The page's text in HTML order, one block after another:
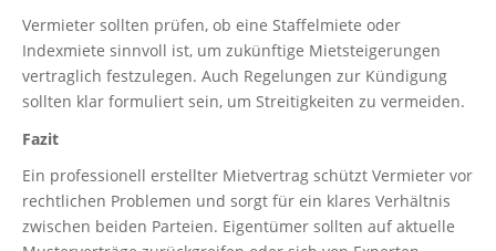
Vermieter sollten prüfen, ob eine Staffelmiete oder
Indexmiete sinnvoll ist, um zukünftige Mietsteigerungen
vertraglich festzulegen. Auch Regelungen zur Kündigung
sollten klar formuliert sein, um Streitigkeiten zu vermeiden.
Fazit
Ein professionell erstellter Mietvertrag schützt Vermieter vor
rechtlichen Problemen und sorgt für ein klares Verhältnis
zwischen beiden Parteien. Eigentümer sollten auf aktuelle